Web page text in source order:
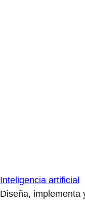
Inteligencia artificial
Diseña, implementa